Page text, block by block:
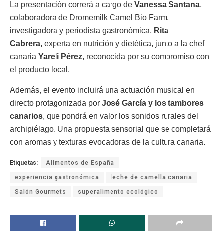
La presentación correrá a cargo de Vanessa Santana,
colaboradora de Dromemilk Camel Bio Farm,
investigadora y periodista gastronómica, Rita
Cabrera, experta en nutrición y dietética, junto a la chef
canaria Yareli Pérez, reconocida por su compromiso con
el producto local.
Además, el evento incluirá una actuación musical en
directo protagonizada por José García y los tambores
canarios, que pondrá en valor los sonidos rurales del
archipiélago. Una propuesta sensorial que se completará
con aromas y texturas evocadoras de la cultura canaria.
Etiquetas: Alimentos de España
experiencia gastronómica leche de camella canaria
Salón Gourmets superalimento ecológico